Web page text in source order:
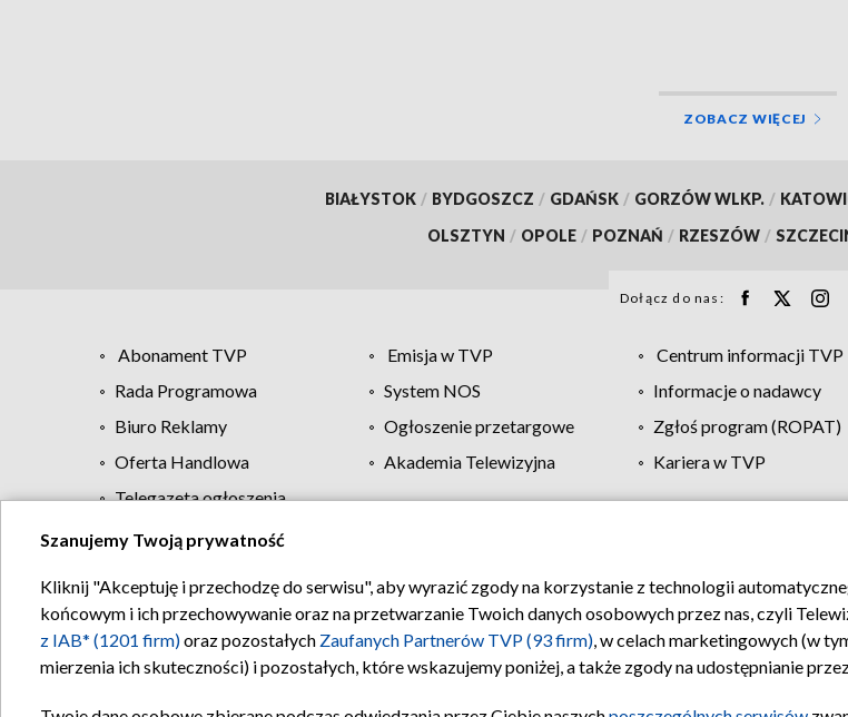
ZOBACZ WIĘCEJ
BIAŁYSTOK / BYDGOSZCZ / GDAŃSK / GORZÓW WLKP. /
OLSZTYN / OPOLE / POZNAŃ / RZESZÓW /
Dołącz do nas:
Abonament TVP Emisja w TVP Centrum informacji TVP
Rada Programowa
System NOS Informacje o nadawcy
Biuro Reklamy
Ogłoszenie przetargowe Zgłoś program (ROPAT)
Oferta Handlowa
Akademia Telewizyjna Kariera w TVP
Telegazeta ogłoszenia
Regulamin TVP Polityka prywatności Moje zgody
Szanujemy Twoją prywatność
Kliknij "Akceptuję i przechodzę do serwisu", aby wyrazić zgody na korzystanie z technologii
końcowym i ich przechowywanie oraz na przetwarzanie Twoich danych osobowych przez nas, czyli
z IAB* (1201 firm)oraz pozostałych Zaufanych Partnerów TVP (93 firm), w celach marketingowych (w
mierzenia ich skuteczności) i pozostałych, które wskazujemy poniżej, a także zgody na udostępnianie